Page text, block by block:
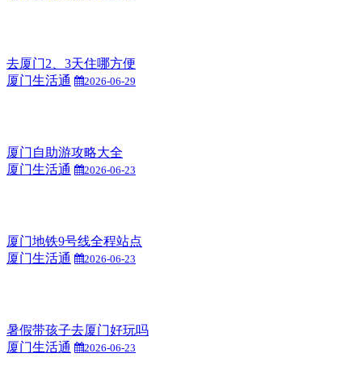
去厦门2、3天住哪方便
厦门生活通
2026-06-29
厦门自助游攻略大全
厦门生活通
2026-06-23
厦门地铁9号线全程站点
厦门生活通
2026-06-23
暑假带孩子去厦门好玩吗
厦门生活通
2026-06-23